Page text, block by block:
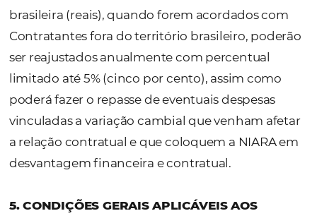
e discutirão a divergência visando a
no menor prazo possível.
4.3.7. Se as Partes concluírem que a
Divergência é improcedente, então o valor
pela Contratante será considerado final e
definitivo. Caso contrário, se entenderem
Notificação de Divergência é procedente, o
Licenciada para ser compensado com o(s)